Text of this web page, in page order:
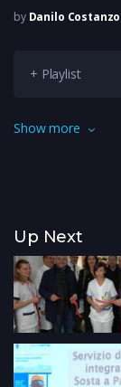
by Danilo Costanzo
+ Playlist
GLI
Show more
Up Next